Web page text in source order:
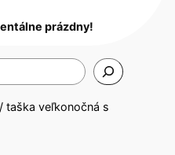
prázdny!
/ taška veľkonočná s